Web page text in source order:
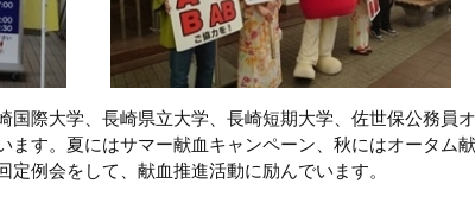
国際大学、長崎県立大学、長崎短期大学、佐世保公務員オ
ます。夏にはサマー献血キャンペーン、秋にはオータム献
例会をして、献血推進活動に励んでいます。